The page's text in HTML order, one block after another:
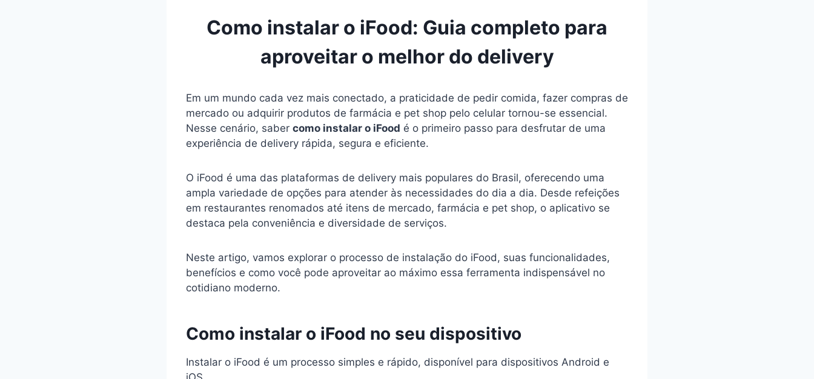
Como instalar o iFood: Guia completo para
aproveitar o melhor do delivery
Em um mundo cada vez mais conectado, a praticidade de pedir comida, fazer compras de
mercado ou adquirir produtos de farmácia e pet shop pelo celular tornou-se essencial.
Nesse cenário, saber como instalar o iFood é o primeiro passo para desfrutar de uma
experiência de delivery rápida, segura e eficiente.
O iFood é uma das plataformas de delivery mais populares do Brasil, oferecendo uma
ampla variedade de opções para atender às necessidades do dia a dia. Desde refeições
em restaurantes renomados até itens de mercado, farmácia e pet shop, o aplicativo se
destaca pela conveniência e diversidade de serviços.
Neste artigo, vamos explorar o processo de instalação do iFood, suas funcionalidades,
benefícios e como você pode aproveitar ao máximo essa ferramenta indispensável no
cotidiano moderno.
Como instalar o iFood no seu dispositivo
Instalar o iFood é um processo simples e rápido, disponível para dispositivos Android e